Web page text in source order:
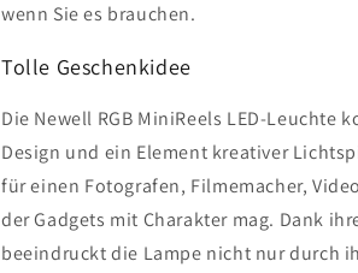
wenn Sie es brauchen.
Tolle Geschenkidee
Die Newell RGB MiniReels LED-
Design und ein Element kreativer
für einen Fotografen, Filmemacher,
der Gadgets mit Charakter mag. Dank
beeindruckt die Lampe nicht nur durch